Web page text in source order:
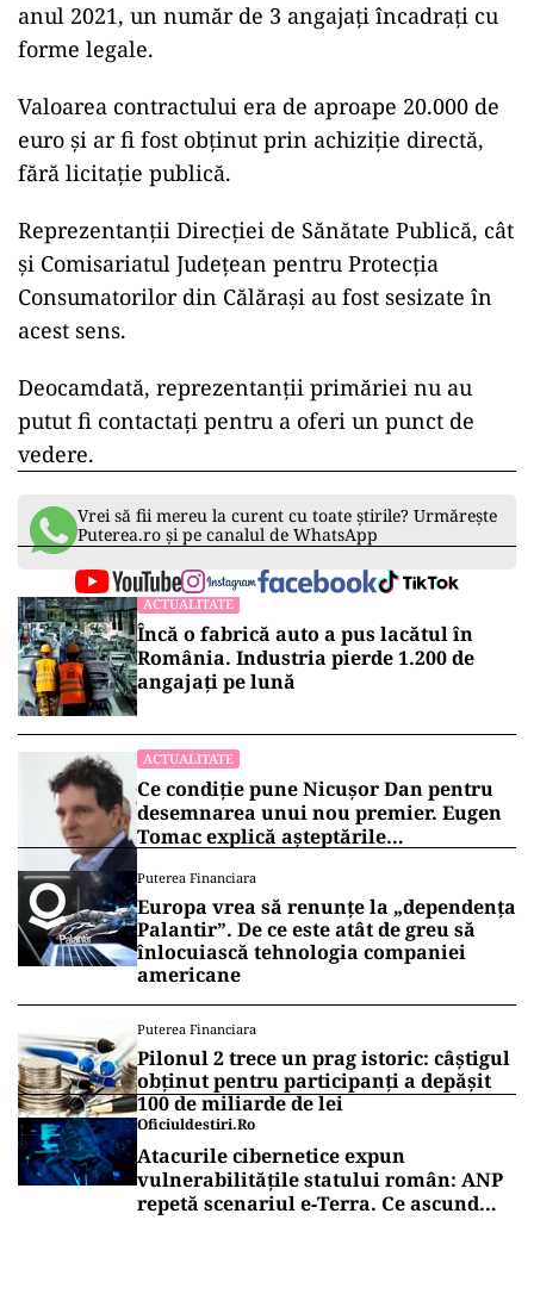
anul 2021, un număr de 3 angajați încadrați cu
forme legale.
Valoarea contractului era de aproape 20.000 de
euro și ar fi fost obținut prin achiziție directă,
fără licitație publică.
Reprezentanții Direcției de Sănătate Publică, cât
și Comisariatul Județean pentru Protecția
Consumatorilor din Călărași au fost sesizate în
acest sens.
Deocamdată, reprezentanții primăriei nu au
putut fi contactați pentru a oferi un punct de
vedere.
Vrei să fii mereu la curent cu toate știrile? Urmărește
Puterea.ro și pe canalul de WhatsApp
ACTUALITATE
Încă o fabrică auto a pus lacătul în
România. Industria pierde 1.200 de
angajați pe lună
ACTUALITATE
Ce condiție pune Nicușor Dan pentru
desemnarea unui nou premier. Eugen
Tomac explică așteptările
Puterea Financiara
Europa vrea să renunțe la „dependența
Palantir”. De ce este atât de greu să
înlocuiască tehnologia companiei
americane
Puterea Financiara
Pilonul 2 trece un prag istoric: câștigul
obținut pentru participanți a depășit
100 de miliarde de lei
Oficiuldestiri.ro
Atacurile cibernetice expun
vulnerabilitățile statului român: ANP
repetă scenariul e‑Terra. Ce ascund